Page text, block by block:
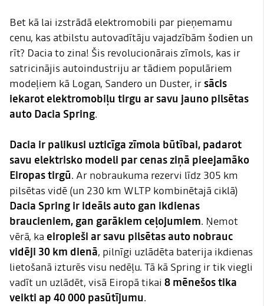
Bet kā lai izstrādā elektromobili par pieņemamu
cenu, kas atbilstu autovadītāju vajadzībām šodien un
rīt? Dacia to zina! Šis revolucionārais zīmols, kas ir
satricinājis autoindustriju ar tādiem populāriem
modeļiem kā Logan, Sandero un Duster, ir sācis
iekarot elektromobiļu tirgu ar savu jauno pilsētas
auto Dacia Spring.
Dacia ir palikusi uzticīga zīmola būtībai, padarot
savu elektrisko modeli par cenas ziņā pieejamāko
Eiropas tirgū. Ar nobraukuma rezervi līdz 305 km
pilsētas vidē (un 230 km WLTP kombinētajā ciklā)
Dacia Spring ir ideāls auto gan ikdienas
braucieniem, gan garākiem ceļojumiem. Ņemot
vērā, ka eiropieši ar savu pilsētas auto nobrauc
vidēji 30 km dienā, pilnīgi uzlādēta baterija ikdienas
lietošanā izturēs visu nedēļu. Tā kā Spring ir tik viegli
vadīt un uzlādēt, visā Eiropā tikai 8 mēnešos tika
veikti ap 40 000 pasūtījumu.